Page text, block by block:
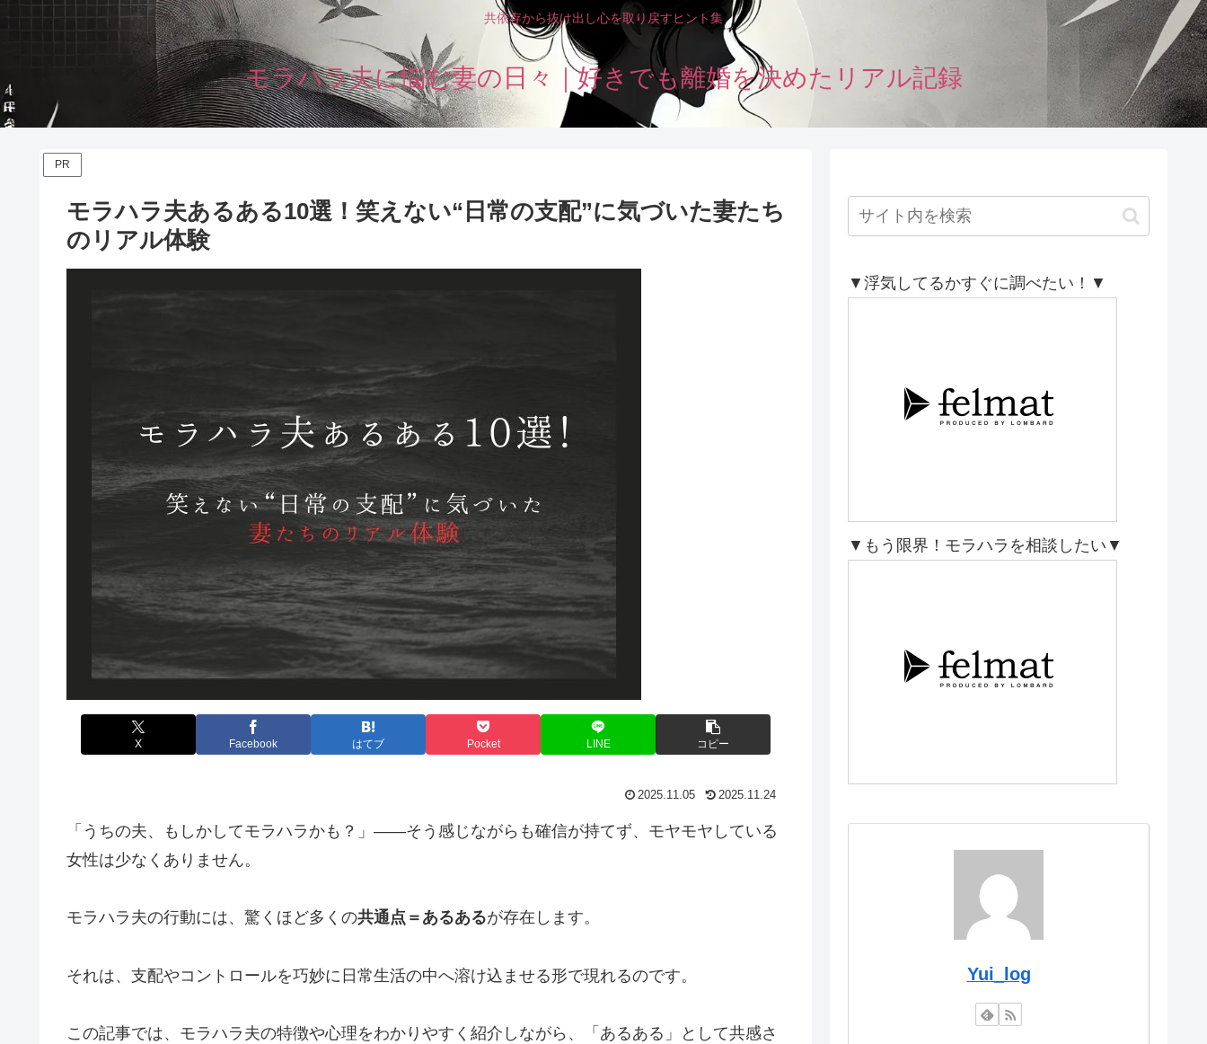
共依存から抜け出し心を取り戻すヒント集
モラハラ夫に悩む妻の日々｜好きでも離婚を決めたリアル記録
PR
モラハラ夫あるある10選！笑えない“日常の支配”に気づいた妻たち
のリアル体験
X Facebook はてブ Pocket LINE コピー
2025.11.05 2025.11.24
「うちの夫、もしかしてモラハラかも？」――そう感じながらも確信が持てず、モヤモヤしている
女性は少なくありません。
モラハラ夫の行動には、驚くほど多くの共通点＝あるあるが存在します。
それは、支配やコントロールを巧妙に日常生活の中へ溶け込ませる形で現れるのです。
この記事では、モラハラ夫の特徴や心理をわかりやすく紹介しながら、「あるある」として共感さ
▼浮気してるかすぐに調べたい！▼
▼もう限界！モラハラを相談したい▼
Yui_log